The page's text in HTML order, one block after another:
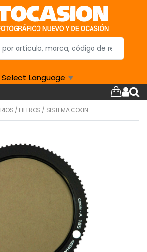
Select Language ▼
/ FILTROS / SISTEMA COKIN